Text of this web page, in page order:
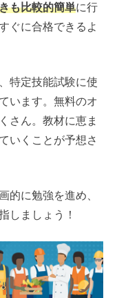
も比較的簡単に行
ぐに合格できるよ
特定技能試験に使
います。無料のオ
さん。教材に恵ま
いくことが予想さ
的に勉強を進め、
しましょう！